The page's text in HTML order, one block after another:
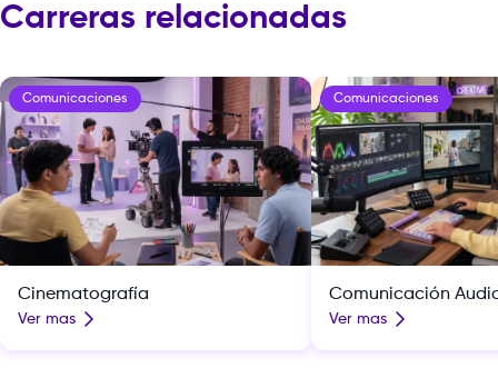
Carreras relacionadas
Cinematografía
Ver mas
Comunicaciones
Comunicación
Ver mas
Comunicaciones